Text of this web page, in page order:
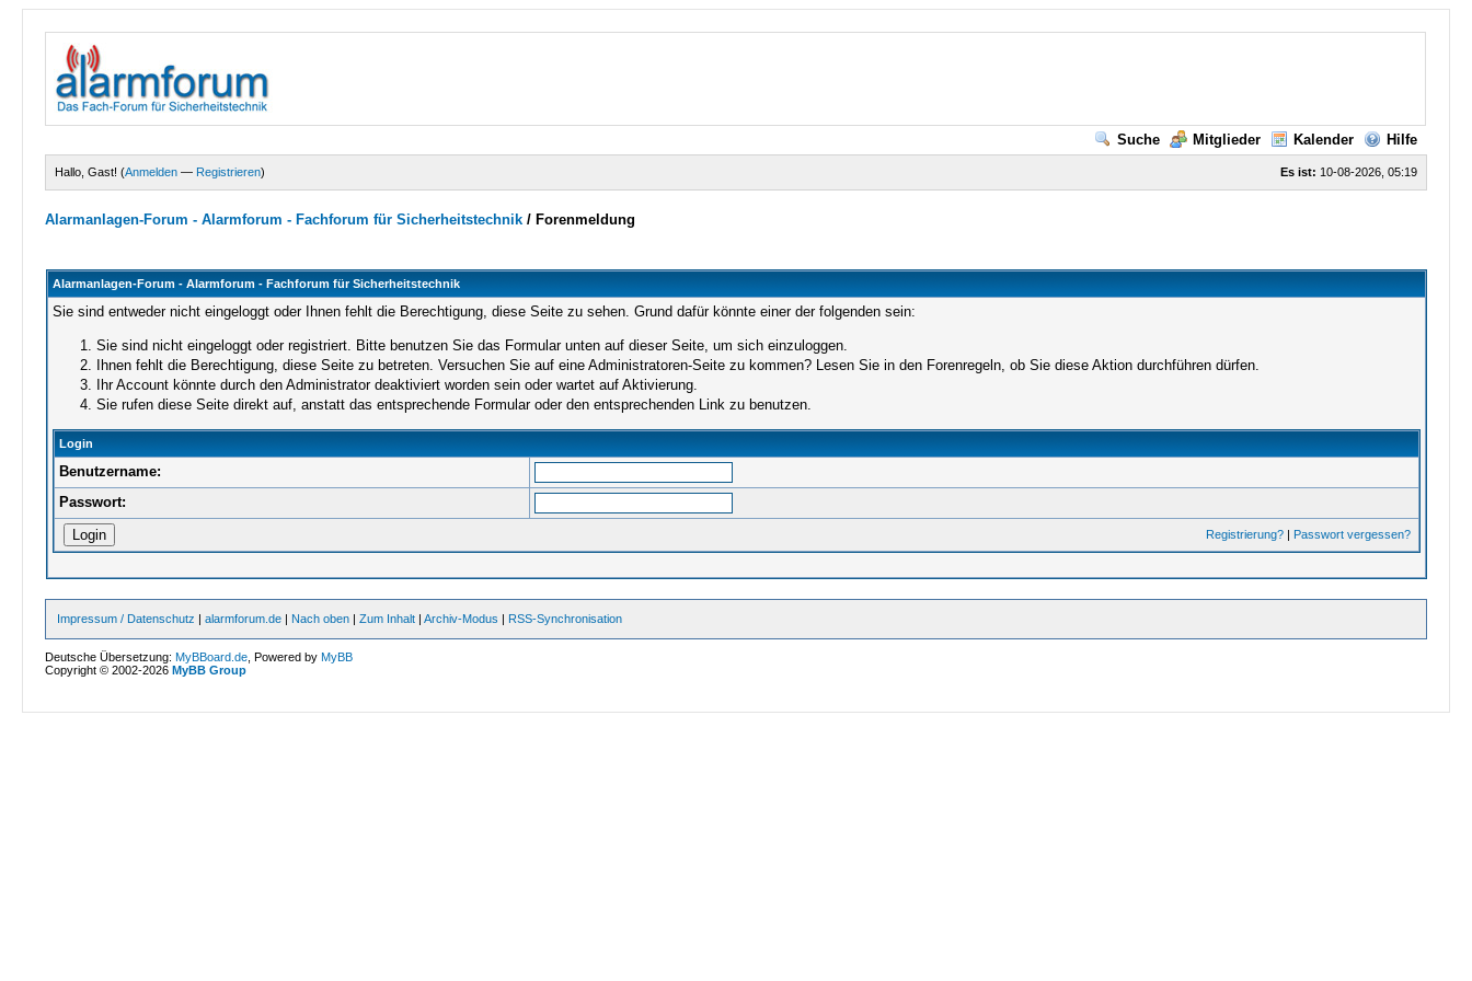
Suche Mitglieder Kalender Hilfe
Es ist: 10-08-2026, 05:19
Hallo, Gast! (Anmelden — Registrieren)
Alarmanlagen-Forum - Alarmforum - Fachforum für Sicherheitstechnik / Forenmeldung
Alarmanlagen-Forum - Alarmforum - Fachforum für Sicherheitstechnik
Sie sind entweder nicht eingeloggt oder Ihnen fehlt die Berechtigung, diese Seite zu sehen. Grund dafür könnte einer der folgenden sein:
Sie sind nicht eingeloggt oder registriert. Bitte benutzen Sie das Formular unten auf dieser Seite, um sich einzuloggen.
Ihnen fehlt die Berechtigung, diese Seite zu betreten. Versuchen Sie auf eine Administratoren-Seite zu kommen? Lesen Sie in den Forenregeln, ob Sie diese Aktion durchführen dürfen.
Ihr Account könnte durch den Administrator deaktiviert worden sein oder wartet auf Aktivierung.
Sie rufen diese Seite direkt auf, anstatt das entsprechende Formular oder den entsprechenden Link zu benutzen.
Login
Benutzername:
Passwort:
Registrierung?| Passwort vergessen?
Impressum / Datenschutz |alarmforum.de | Nach oben |Zum Inhalt |Archiv-Modus | RSS-Synchronisation
Deutsche Übersetzung:MyBBoard.de , Powered byMyBB
Copyright © 2002-2026MyBB Group